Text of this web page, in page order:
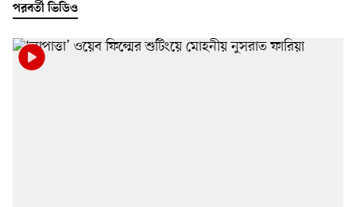
পরবর্তী ভিডিও